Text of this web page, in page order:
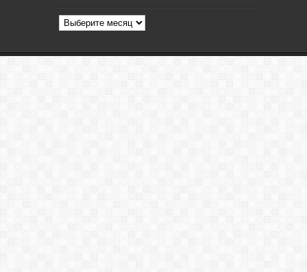
Архив
статей